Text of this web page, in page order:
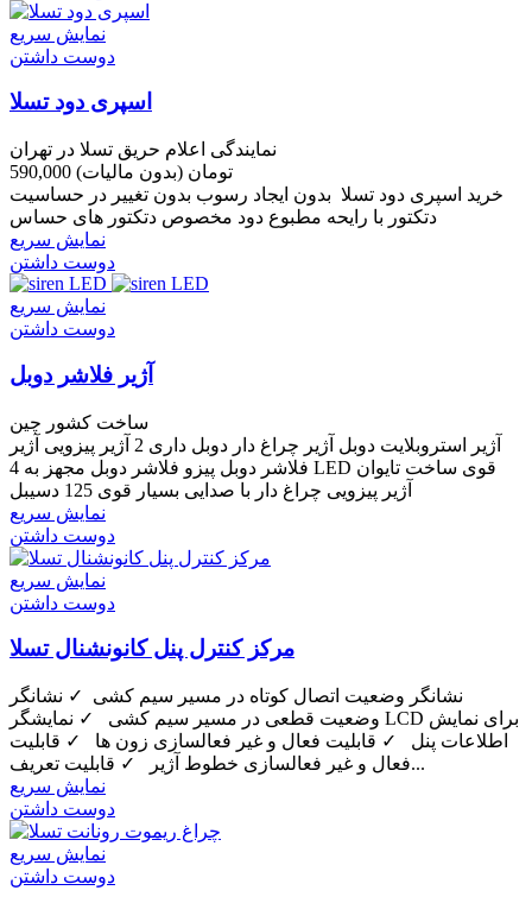
نمایش سریع
دوست داشتن
اسپری دود تسلا
نمایندگی اعلام حریق تسلا در تهران
590,000 تومان (بدون مالیات)
خرید اسپری دود تسلا بدون ایجاد رسوب بدون تغییر در حساسیت
نمایش سریع
دوست داشتن
نمایش سریع
دوست داشتن
آژیر فلاشر دوبل
ساخت کشور چین
آژیر استروبلایت دوبل آژیر چراغ دار دوبل داری 2 آژیر پیزویی آژیر
فلاشر دوبل پیزو فلاشر دوبل مجهز به 4 LED قوی ساخت تایوان
آژیر پیزویی چراغ دار با صدایی بسیار قوی 125 دسیبل
نمایش سریع
دوست داشتن
نمایش سریع
دوست داشتن
مرکز کنترل پنل کانونشنال تسلا
نشانگر وضعیت اتصال کوتاه در مسیر سیم کشی ✓ نشانگر
وضعیت قطعی در مسیر سیم کشی ✓ نمایشگر LCD برای نمایش
اطلاعات پنل ✓ قابلیت فعال و غیر فعالسازی زون ها ✓ قابلیت
فعال و غیر فعالسازی خطوط آژیر ✓ قابلیت تعریف...
نمایش سریع
دوست داشتن
نمایش سریع
دوست داشتن